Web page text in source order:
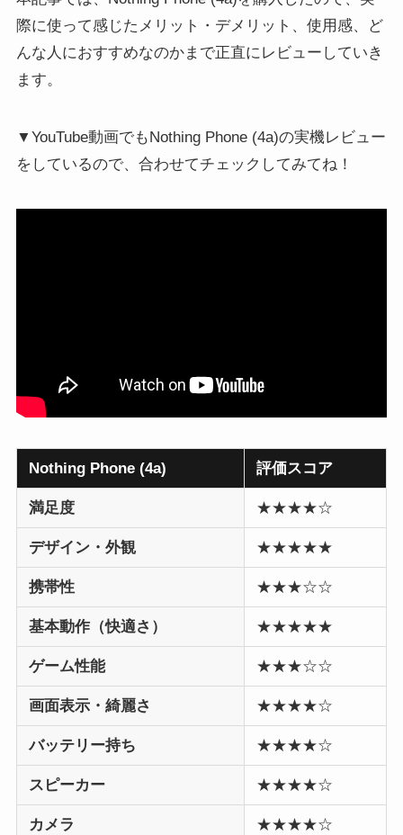
際に使って感じたメリット・デメリット、使用感、ど
んな人におすすめなのかまで正直にレビューしていき
ます。
▼YouTube動画でもNothing Phone (4a)の実機レビュー
をしているので、合わせてチェックしてみてね！
Nothing Phone (4a) 評価スコア
満足度 ★★★★☆
デザイン・外観 ★★★★★
携帯性 ★★★☆☆
基本動作（快適さ） ★★★★★
ゲーム性能 ★★★☆☆
画面表示・綺麗さ ★★★★☆
バッテリー持ち ★★★★☆
スピーカー ★★★★☆
カメラ ★★★★☆